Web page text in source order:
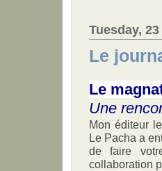
Tuesday,
Le
Le
Une
Mon éditeur
Le Pacha a
de faire
collaboration